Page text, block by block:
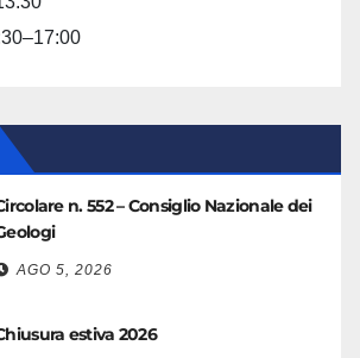
n. 552 – Consiglio Nazionale dei
AGO 5, 2026
estiva 2026